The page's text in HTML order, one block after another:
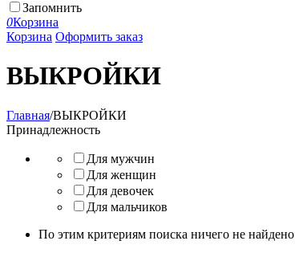
Запомнить
0Корзина
Корзина Оформить заказ
ВЫКРОЙКИ
Главная/ВЫКРОЙКИ
Принадлежность
Для мужчин
Для женщин
Для девочек
Для мальчиков
По этим критериям поиска ничего не найдено